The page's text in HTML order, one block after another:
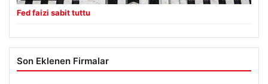
Fed faizi sabit tuttu
Son Eklenen Firmalar